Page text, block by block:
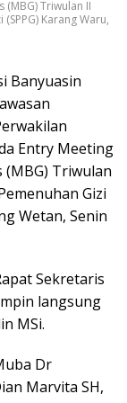
(MBG) Triwulan II
Karang Waru,
Banyuasin
Entry Meeting
(MBG) Triwulan
Gizi
Wetan, Senin
Sekretaris
langsung
MSi.
Dr
Marvita SH,